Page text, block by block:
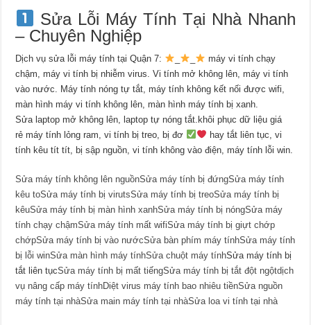
Sửa Lỗi Máy Tính Tại Nhà Nhanh
– Chuyên Nghiệp
Dịch vụ sửa lỗi máy tính tại Quận 7:
máy vi tính chạy
chậm, máy vi tính bị nhiễm virus. Vi tính mở không lên, máy vi tính
vào nước. Máy tính nóng tự tắt, máy tính không kết nối được wifi,
màn hình máy vi tính không lên, màn hình máy tính bị xanh.
Sửa laptop mở không lên, laptop tự nóng tắt.khôi phục dữ liệu giá
rẻ máy tính lỏng ram, vi tính bị treo, bị đơ
hay tắt liên tục, vi
tính kêu tít tít, bị sập nguồn, vi tính không vào điện, máy tính lỗi win.
Sửa máy tính không lên nguồnSửa máy tính bị đứngSửa máy tính
kêu toSửa máy tính bị virutsSửa máy tính bị treoSửa máy tính bị
kêuSửa máy tính bị màn hình xanhSửa máy tính bị nóngSửa máy
tính chạy chậmSửa máy tính mất wifiSửa máy tính bị giựt chớp
chớpSửa máy tính bị vào nướcSửa bàn phím máy tínhSửa máy tính
bị lỗi winSửa màn hình máy tínhSửa chuột máy tínhSửa máy tính bị
tắt liên tụcSửa máy tính bị mất tiếngSửa máy tính bị tắt đột ngộtdịch
vụ nâng cấp máy tínhDiệt virus máy tính bao nhiêu tiềnSửa nguồn
máy tính tại nhàSửa main máy tính tại nhàSửa loa vi tính tại nhà